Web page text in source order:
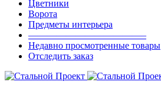
Цветники
Ворота
Предметы интерьера
————————————–
Недавно просмотренные товары
Отследить заказ